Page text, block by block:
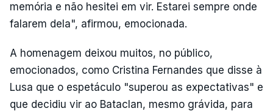
memória e não hesitei em vir. Estarei sempre onde
falarem dela", afirmou, emocionada.
A homenagem deixou muitos, no público,
emocionados, como Cristina Fernandes que disse à
Lusa que o espetáculo "superou as expectativas" e
que decidiu vir ao Bataclan, mesmo grávida, para